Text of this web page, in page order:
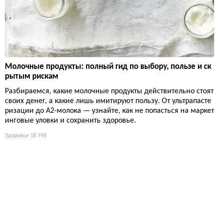
Молочные продукты: полный гид по выбору, пользе и ск
рытым рискам
Разбираемся, какие молочные продукты действительно стоят
своих денег, а какие лишь имитируют пользу. От ультрапасте
ризации до А2-молока — узнайте, как не попасться на маркет
инговые уловки и сохранить здоровье.
Здоровье 18 798